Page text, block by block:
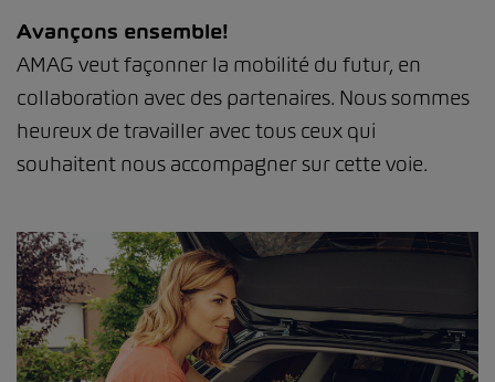
Avançons ensemble!
AMAG veut façonner la mobilité du futur, en
collaboration avec des partenaires. Nous sommes
heureux de travailler avec tous ceux qui
souhaitent nous accompagner sur cette voie.